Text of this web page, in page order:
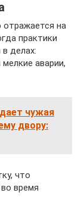
отражается на
практики
делах:
аварии,
чужая
двору:
что
время